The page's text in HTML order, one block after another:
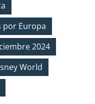
por Europa
2024
World